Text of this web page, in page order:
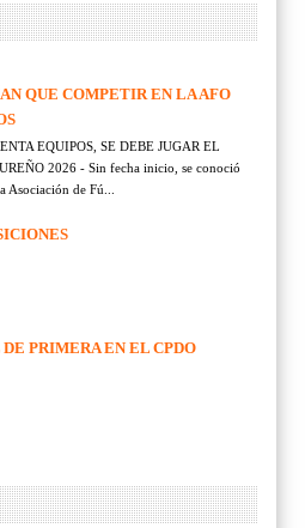
QUE COMPETIR EN LA AFO
EQUIPOS, SE DEBE JUGAR EL
2026 - Sin fecha inicio, se conoció
Asociación de Fú...
PRIMERA EN EL CPDO